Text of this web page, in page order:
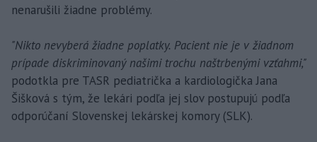
nenarušili žiadne problémy.
"Nikto nevyberá žiadne poplatky. Pacient nie je v žiadnom
prípade diskriminovaný našimi trochu naštrbenými vzťahmi,"
podotkla pre TASR pediatrička a kardiologička Jana
Šišková s tým, že lekári podľa jej slov postupujú podľa
odporúčaní Slovenskej lekárskej komory (SLK).